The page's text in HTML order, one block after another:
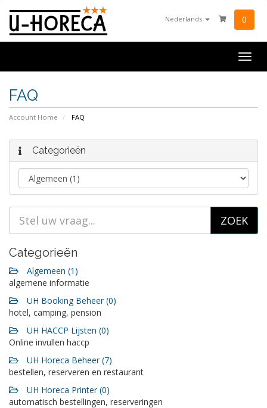
Nederlands 0
FAQ
Account Home FAQ
Categorieën
Categorieën
Algemeen (1)
algemene informatie
UH Booking Beheer (0)
hotel, camping, pension
UH HACCP Lijsten (0)
Online invullen haccp
UH Horeca Beheer (7)
bestellen, reserveren en restaurant
UH Horeca Printer (0)
automatisch bestellingen, reserveringen